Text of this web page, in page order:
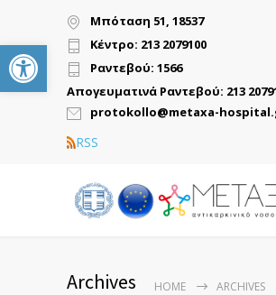
Ανοίξτε τη γραμμή εργαλείων
Μπόταση 51, 18537
Κέντρο: 213 2079100
Ραντεβού: 1566
Απογευματινά Ραντεβού: 213
protokollo@metaxa-
RSS
Archives HOME ARCHIVES